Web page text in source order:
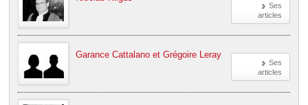
Ses
articles
Ses
articles
Garance Cattalano et Grégoire Leray